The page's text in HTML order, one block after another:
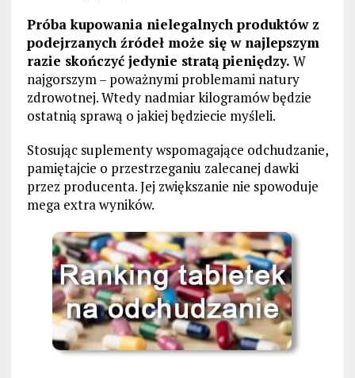
Próba kupowania nielegalnych produktów z
podejrzanych źródeł może się w najlepszym
razie skończyć jedynie stratą pieniędzy. W
najgorszym – poważnymi problemami natury
zdrowotnej. Wtedy nadmiar kilogramów będzie
ostatnią sprawą o jakiej będziecie myśleli.
Stosując suplementy wspomagające odchudzanie,
pamiętajcie o przestrzeganiu zalecanej dawki
przez producenta. Jej zwiększanie nie spowoduje
mega extra wyników.